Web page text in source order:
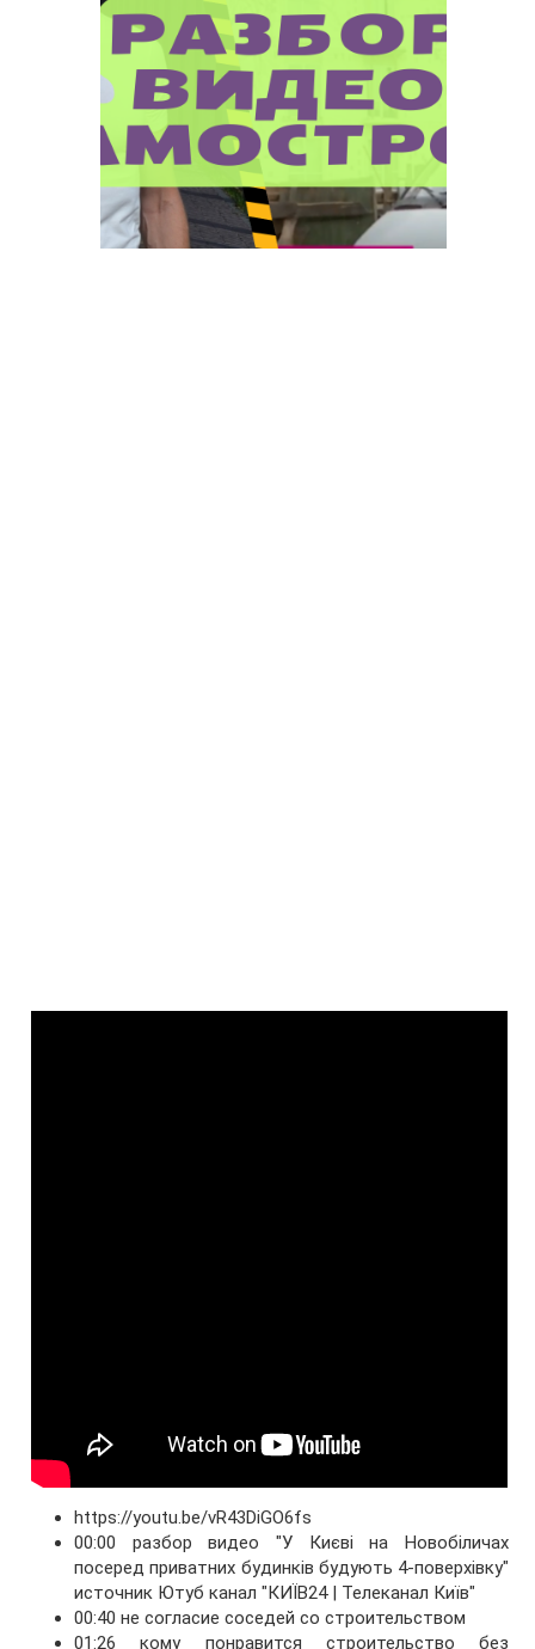
https://youtu.be/vR43DiGO6fs
00:00 разбор видео "У Києві на Новобіличах
посеред приватних будинків будують 4-поверхівку"
источник Ютуб канал "КИЇВ24 | Телеканал Київ"
00:40 не согласие соседей со строительством
01:26 кому понравится строительство без